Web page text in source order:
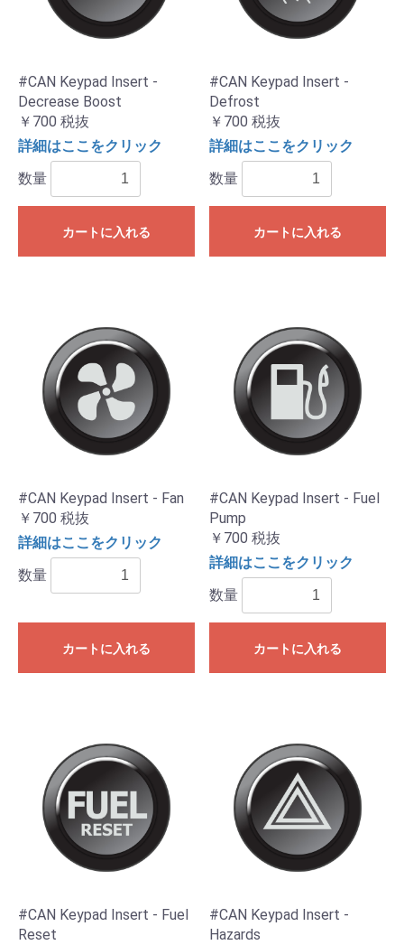
#CAN Keypad Insert -
Decrease Boost
￥700 税抜
詳細はここをクリック
数量
カートに入れる
#CAN Keypad Insert -
Defrost
￥700 税抜
詳細はここをクリック
数量
カートに入れる
#CAN Keypad Insert - Fan
￥700 税抜
詳細はここをクリック
数量
カートに入れる
#CAN Keypad Insert - Fuel
Pump
￥700 税抜
詳細はここをクリック
数量
カートに入れる
#CAN Keypad Insert - Fuel
Reset
#CAN Keypad Insert -
Hazards